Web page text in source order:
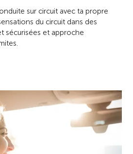
sur circuit avec ta propre
du circuit dans des
sécurisées et approche